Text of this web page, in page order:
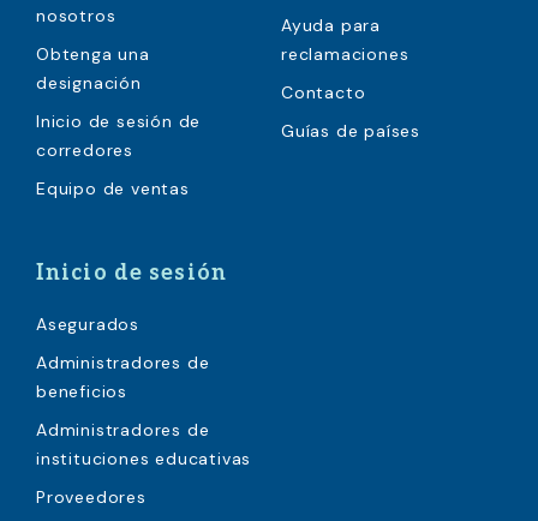
nosotros
Obtenga una
designación
Inicio de sesión de
corredores
Equipo de ventas
Ayuda para
reclamaciones
Contacto
Guías de países
Inicio de sesión
Asegurados
Administradores de
beneficios
Administradores de
instituciones educativas
Proveedores